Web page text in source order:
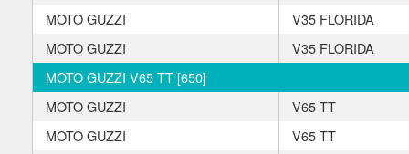
MOTO GUZZI
V35 FLORIDA
MOTO GUZZI
V35 FLORIDA
MOTO GUZZI V65 TT [650]
MOTO GUZZI
V65 TT
MOTO GUZZI
V65 TT